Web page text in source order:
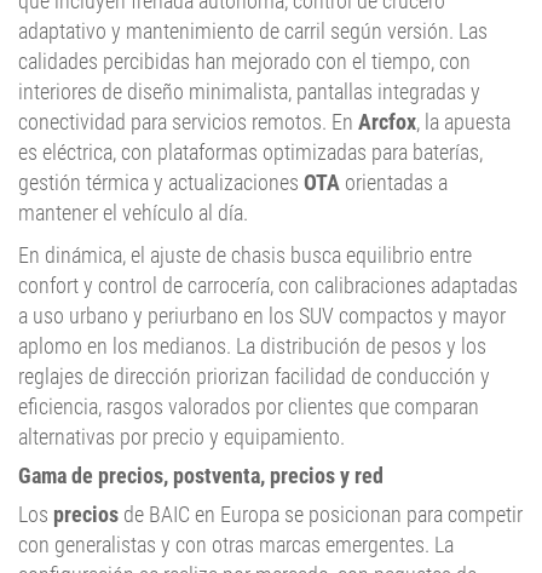
adaptativo y mantenimiento de carril según versión. Las
calidades percibidas han mejorado con el tiempo, con
interiores de diseño minimalista, pantallas integradas y
conectividad para servicios remotos. En Arcfox, la apuesta
es eléctrica, con plataformas optimizadas para baterías,
gestión térmica y actualizaciones OTA orientadas a
mantener el vehículo al día.
En dinámica, el ajuste de chasis busca equilibrio entre
confort y control de carrocería, con calibraciones adaptadas
a uso urbano y periurbano en los SUV compactos y mayor
aplomo en los medianos. La distribución de pesos y los
reglajes de dirección priorizan facilidad de conducción y
eficiencia, rasgos valorados por clientes que comparan
alternativas por precio y equipamiento.
Gama de precios, postventa, precios y red
Los precios de BAIC en Europa se posicionan para competir
con generalistas y con otras marcas emergentes. La